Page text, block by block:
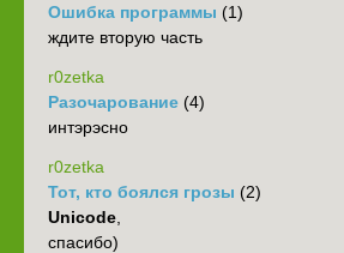
Ошибка программы (1)
ждите вторую часть
r0zetka
Разочарование (4)
интэрэсно
r0zetka
Тот, кто боялся грозы (2)
Unicode
спасибо)